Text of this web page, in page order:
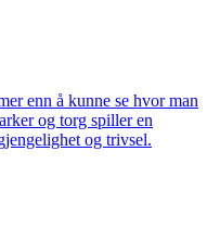
enn å kunne se hvor man
og torg spiller en
og trivsel.